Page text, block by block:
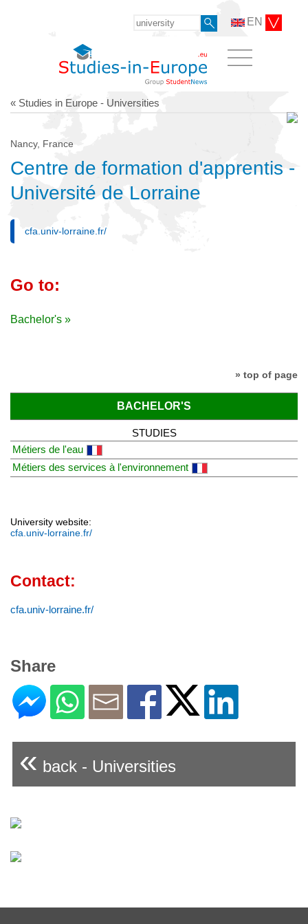
EN
« Studies in Europe - Universities
Nancy, France
Centre de formation d'apprentis -
Université de Lorraine
cfa.univ-lorraine.fr/
Go to:
Bachelor's »
» top of page
BACHELOR'S
STUDIES
Métiers de l'eau
Métiers des services à l'environnement
University website:
cfa.univ-lorraine.fr/
Contact:
cfa.univ-lorraine.fr/
Share
« back - Universities